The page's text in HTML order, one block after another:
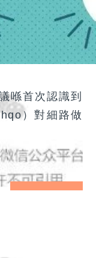
喺首次認識到
）對細路做